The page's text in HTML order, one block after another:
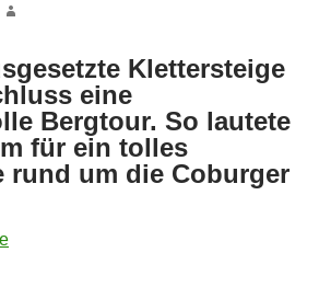
Klettersteige
eine
Bergtour. So lautete
für ein tolles
rund um die Coburger